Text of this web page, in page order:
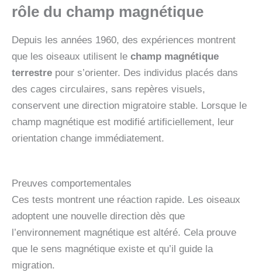
rôle du champ magnétique
Depuis les années 1960, des expériences montrent
que les oiseaux utilisent le champ magnétique
terrestre pour s’orienter. Des individus placés dans
des cages circulaires, sans repères visuels,
conservent une direction migratoire stable. Lorsque le
champ magnétique est modifié artificiellement, leur
orientation change immédiatement.
Preuves comportementales
Ces tests montrent une réaction rapide. Les oiseaux
adoptent une nouvelle direction dès que
l’environnement magnétique est altéré. Cela prouve
que le sens magnétique existe et qu’il guide la
migration.